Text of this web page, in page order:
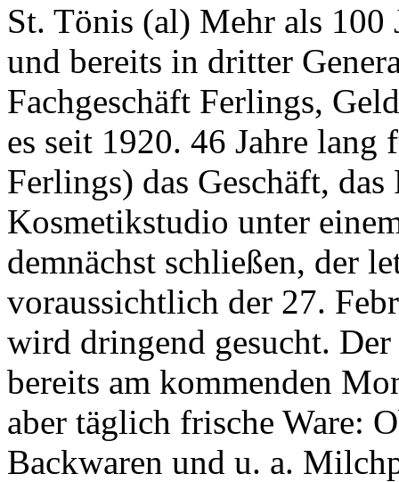
St. Tönis (al) Mehr als 100
und bereits in dritter
Fachgeschäft Ferlings,
es seit 1920. 46 Jahre
Ferlings) das Geschäft,
Kosmetikstudio unter
demnächst schließen, der
voraussichtlich der 27.
wird dringend gesucht.
bereits am kommenden
aber täglich frische Ware:
Backwaren und u. a.